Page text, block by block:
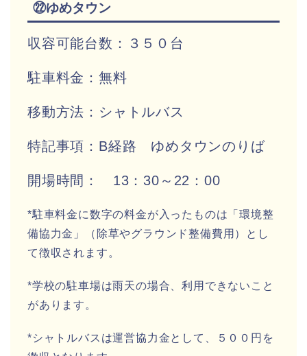
㉒ゆめタウン
収容可能台数：３５０台
駐車料金：無料
移動方法：シャトルバス
特記事項：B経路 ゆめタウンのりば
開場時間： 13：30～22：00
*駐車料金に数字の料金が入ったものは「環境整
備協力金」（除草やグラウンド整備費用）とし
て徴収されます。
*学校の駐車場は雨天の場合、利用できないこと
があります。
*シャトルバスは運営協力金として、５００円を